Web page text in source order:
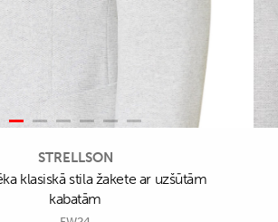
STRELLSON
klasiskā stila žakete ar uzšūtām
kabatām